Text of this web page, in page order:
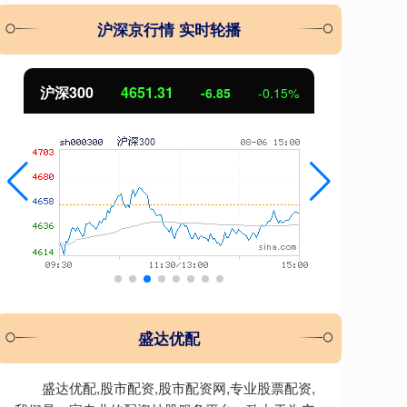
沪深京行情 实时轮播
沪深300 4651.31 -6.85 -0.15%
盛达优配
盛达优配,股市配资,股市配资网,专业股票配资,